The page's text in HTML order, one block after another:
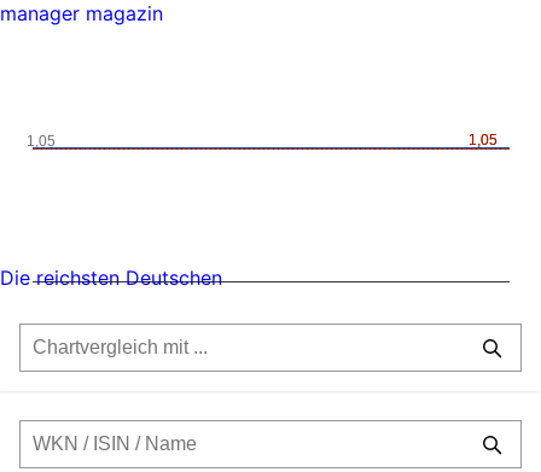
1,05
1,05
1,05
manager magazin
Die reichsten Deutschen